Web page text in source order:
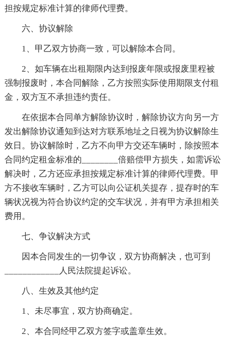
担按规定标准计算的律师代理费。
六、协议解除
1、甲乙双方协商一致，可以解除本合同。
2、如车辆在出租期限内达到报废年限或报废里程被
强制报废时，本合同解除，乙方按照实际使用期限支付租
金，双方互不承担违约责任。
在依据本合同单方解除协议时，解除协议方向另一方
发出解除协议通知到达对方联系地址之日视为协议解除生
效日。协议解除时，乙方不向甲方交还车辆时，除按照本
合同约定租金标准的________倍赔偿甲方损失，如需诉讼
解决时，乙方还应承担按规定标准计算的律师代理费。甲
方不接收车辆时，乙方可以向公证机关提存，提存时的车
辆状况视为符合协议约定的交车状况，并有甲方承担相关
费用。
七、争议解决方式
因本合同发生的一切争议，双方协商解决，也可到
____________人民法院提起诉讼。
八、生效及其他约定
1、未尽事宜，双方协商确定。
2、本合同经甲乙双方签字或盖章生效。